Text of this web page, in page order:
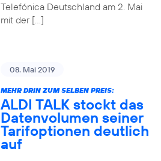
Telefónica Deutschland am 2. Mai
mit der […]
08. Mai 2019
MEHR DRIN ZUM SELBEN PREIS:
ALDI TALK stockt das
Datenvolumen seiner
Tarifoptionen deutlich
auf